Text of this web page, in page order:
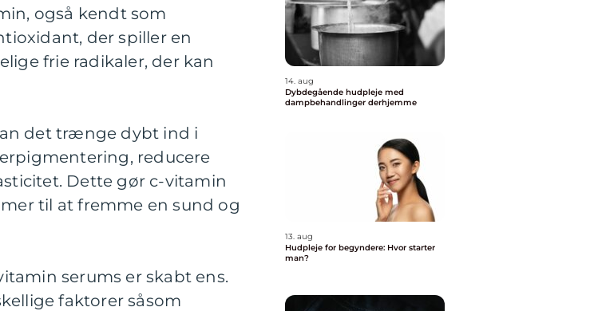
også kendt som
der spiller en
frie radikaler, der kan
det trænge dybt ind i
reducere
Dette gør c-vitamin
til at fremme en sund og
serums er skabt ens.
faktorer såsom
14. aug
Dybdegående hudpleje med
dampbehandlinger derhjemme
13. aug
Hudpleje for begyndere: Hvor starter
man?